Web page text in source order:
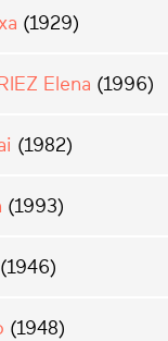
(1929)
Elena (1996)
(1982)
(1993)
(1946)
(1948)